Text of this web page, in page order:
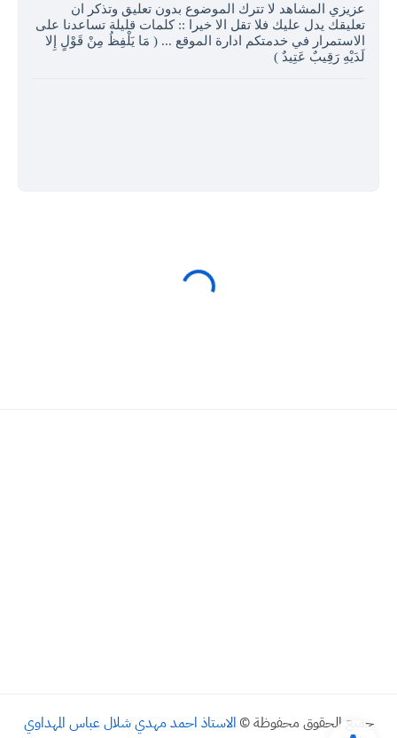
عزيزي المشاهد لا تترك الموضوع بدون تعليق وتذكر ان
تعليقك يدل عليك فلا تقل الا خيرا :: كلمات قليلة تساعدنا على
الاستمرار في خدمتكم ادارة الموقع ... ( مَا يَلْفِظُ مِنْ قَوْلٍ إِلا
لَدَيْهِ رَقِيبٌ عَتِيدٌ )
جميع الحقوق محفوظة © الاستاذ احمد مهدي شلال عباس المهداوي